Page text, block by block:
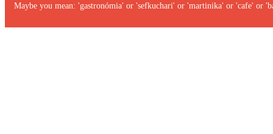
Maybe you mean: 'gastronómia' or 'sefkuchari' or 'martinika' or 'cafe' or